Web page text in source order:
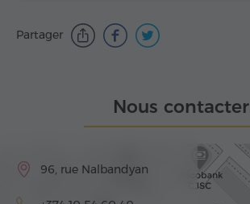
Partager
Nous contacter
96, rue Nalbandyan